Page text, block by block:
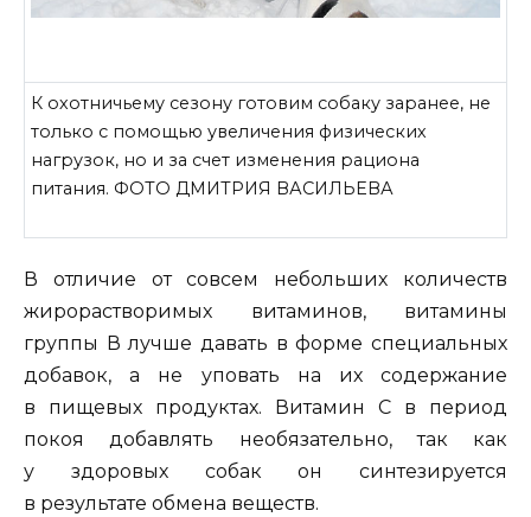
К охотничьему сезону готовим собаку заранее, не
только с помощью увеличения физических
нагрузок, но и за счет изменения рациона
питания. ФОТО ДМИТРИЯ ВАСИЛЬЕВА
В отличие от совсем небольших количеств
жирорастворимых витаминов, витамины
группы В лучше давать в форме специальных
добавок, а не уповать на их содержание
в пищевых продуктах. Витамин С в период
покоя добавлять необязательно, так как
у здоровых собак он синтезируется
в результате обмена веществ.